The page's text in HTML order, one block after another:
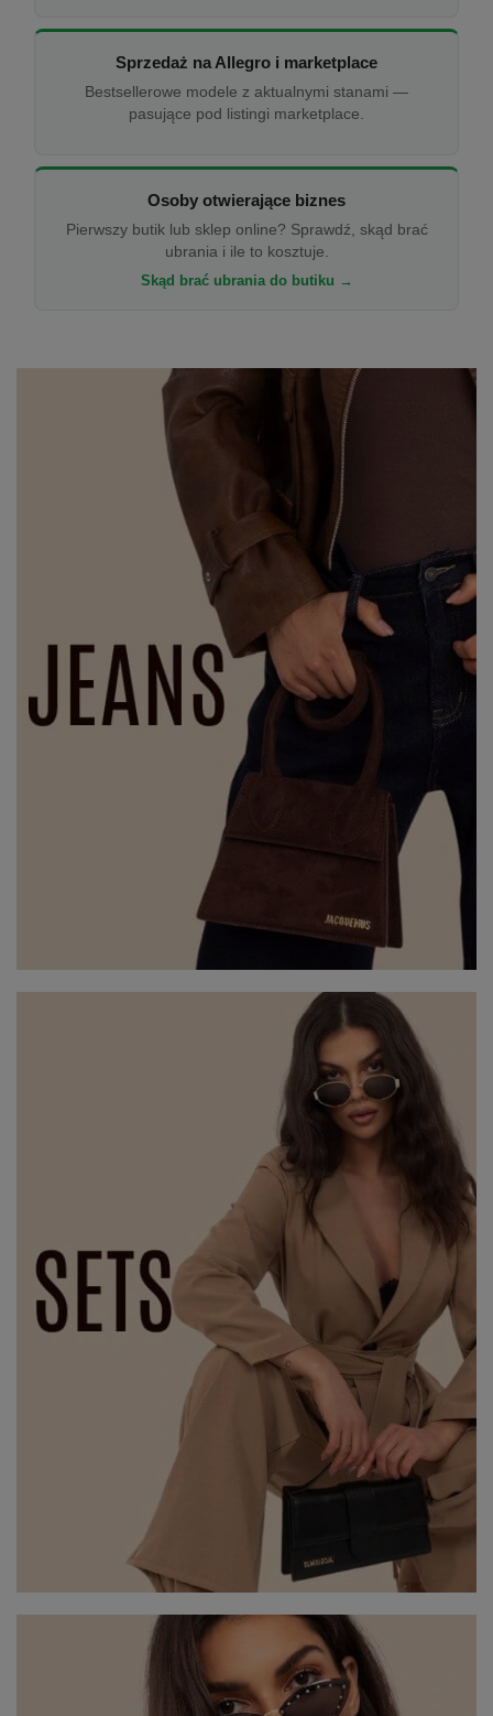
Sprzedaż na Allegro i marketplace
Bestsellerowe modele z aktualnymi stanami —
pasujące pod listingi marketplace.
Osoby otwierające biznes
Pierwszy butik lub sklep online? Sprawdź, skąd brać
ubrania i ile to kosztuje.
Skąd brać ubrania do butiku →